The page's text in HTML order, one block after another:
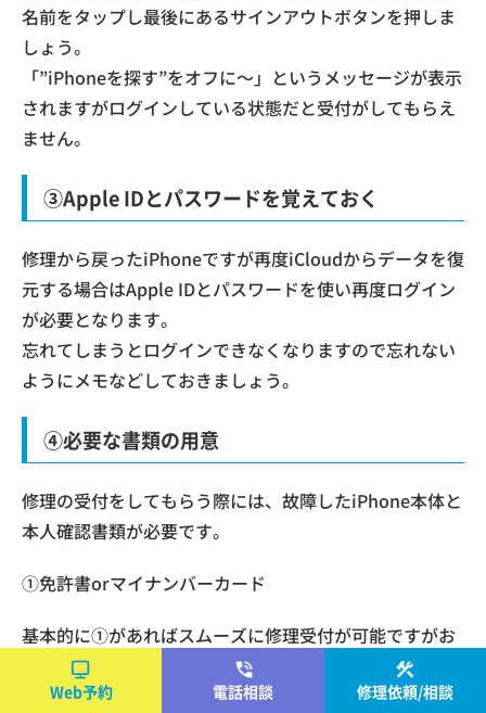
名前をタップし最後にあるサインアウトボタンを押しま
しょう。
「”iPhoneを探す”をオフに～」というメッセージが表示
されますがログインしている状態だと受付がしてもらえ
ません。
③Apple IDとパスワードを覚えておく
修理から戻ったiPhoneですが再度iCloudからデータを復
元する場合はApple IDとパスワードを使い再度ログイン
が必要となります。
忘れてしまうとログインできなくなりますので忘れない
ようにメモなどしておきましょう。
④必要な書類の用意
修理の受付をしてもらう際には、故障したiPhone本体と
本人確認書類が必要です。
①免許書orマイナンバーカード
基本的に①があればスムーズに修理受付が可能ですがお
持ちでない場合は
Web予約 電話相談 修理依頼/相談